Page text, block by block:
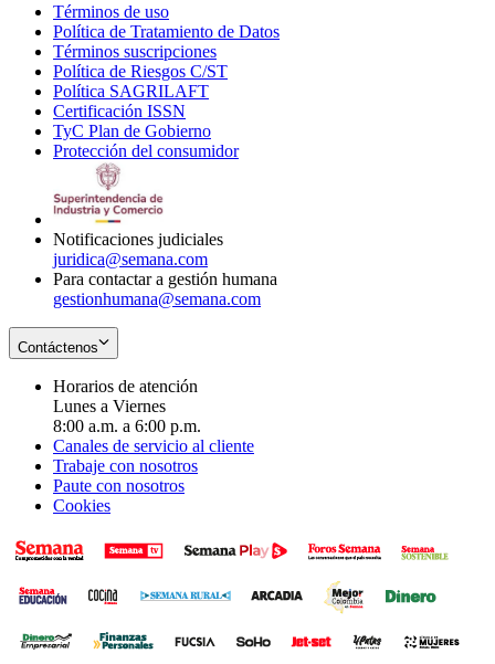
Términos de uso
in
new
window
Política de Tratamiento de Datos
Términos suscripciones
in
Política de Riesgos C/ST
Política SAGRILAFT
new
window
Certificación ISSN
in
new
TyC Plan de Gobierno
in
Protección del consumidorOpens
Notificaciones judiciales
juridica@semana.com
Para contactar a gestión humana
gestionhumana@semana.com
Contáctenos
Horarios de atención
Lunes a Viernes
8:00 a.m. a 6:00 p.m.
Canales de servicio al cliente
Trabaje con nosotros
Paute con nosotros
Cookies